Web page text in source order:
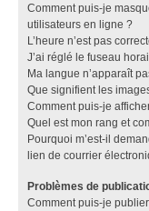
Comment puis-je
utilisateurs en ligne ?
L’heure n’est pas
J’ai réglé le fuseau
Ma langue n’apparaît
Que signifient les
Comment puis-je
Quel est mon rang et
Pourquoi m’est-il
lien de courrier
Problèmes de
Comment puis-je